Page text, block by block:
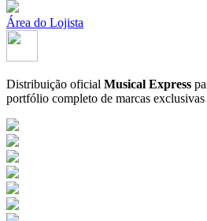
Área do Lojista
Distribuição oficial Musical Express
portfólio completo de marcas exclusivas